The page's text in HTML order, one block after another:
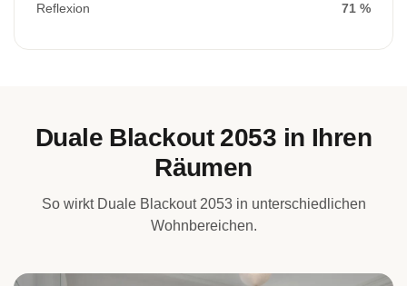
Reflexion 71 %
Duale Blackout 2053 in Ihren
Räumen
So wirkt Duale Blackout 2053 in unterschiedlichen
Wohnbereichen.